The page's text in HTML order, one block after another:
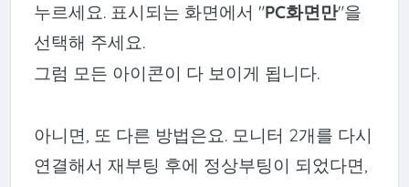
누르세요. 표시되는 화면에서 "PC화면만"을
선택해 주세요.
그럼 모든 아이콘이 다 보이게 됩니다.
아니면, 또 다른 방법은요. 모니터 2개를 다시
연결해서 재부팅 후에 정상부팅이 되었다면,